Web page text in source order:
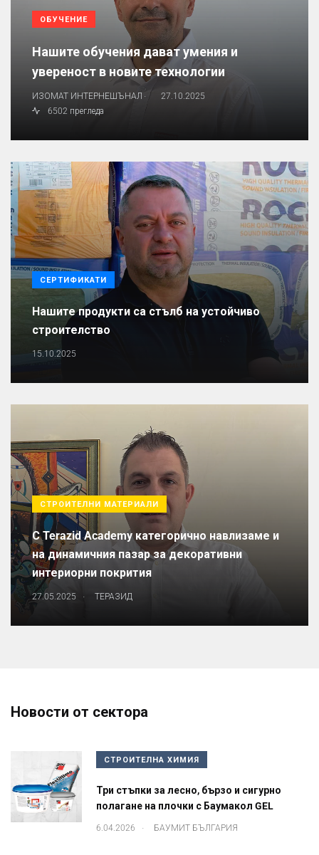
ОБУЧЕНИЕ
Нашите обучения дават умения и
увереност в новите технологии
ИЗОМАТ ИНТЕРНЕШЪНАЛ .
27.10.2025
6502 прегледа
СЕРТИФИКАТИ
Нашите продукти са стълб на устойчиво
строителство
15.10.2025
СТРОИТЕЛНИ МАТЕРИАЛИ
С Terazid Academy категорично навлизаме и
на динамичния пазар за декоративни
интериорни покрития
27.05.2025 . ТЕРАЗИД
Новости от сектора
СТРОИТЕЛНА ХИМИЯ
Три стъпки за лесно, бързо и сигурно
полагане на плочки с Баумакол GEL
6.04.2026 . БАУМИТ БЪЛГАРИЯ